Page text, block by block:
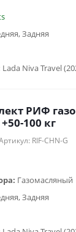
Задняя
РИФ
100 кг
RIF-CHN-G
Газомасляный
Задняя